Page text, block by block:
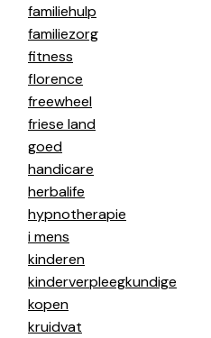
familiehulp
familiezorg
fitness
florence
freewheel
friese land
goed
handicare
herbalife
hypnotherapie
i mens
kinderen
kinderverpleegkundige
kopen
kruidvat